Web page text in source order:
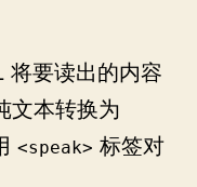
将要读出的内容
文本转换为
<speak> 标签对